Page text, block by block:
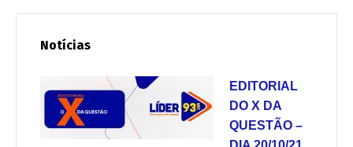
Notícias
EDITORIAL
DO X DA
QUESTÃO –